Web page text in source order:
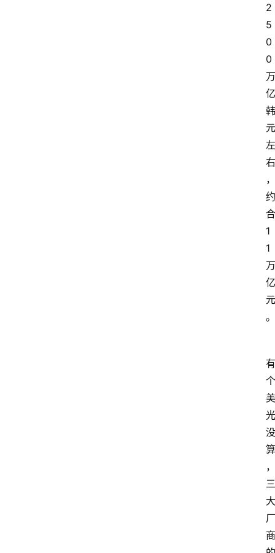
2
5
0
0
万
亿
韩
元
左
右
，
约
合
1
1
万
亿
元
。
有
个
美
光
没
算
，
三
大
厂
商